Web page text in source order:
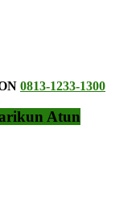
0813-1233-1300
Atun